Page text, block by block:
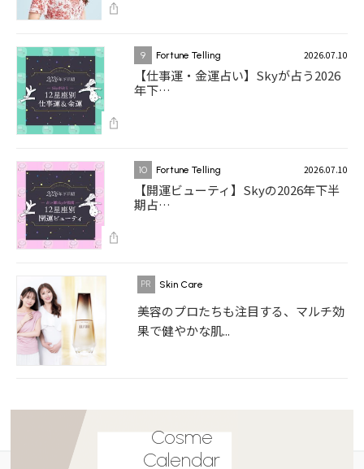
9 Fortune Telling 2026.07.10
【仕事運・金運占い】Skyが占う2026
年下…
10 Fortune Telling 2026.07.10
【開運ビューティ】Skyの2026年下半
期占…
Skin Care
美容のプロたちも注目する、マルチ効
果で健やかな肌...
Cosme
Calendar